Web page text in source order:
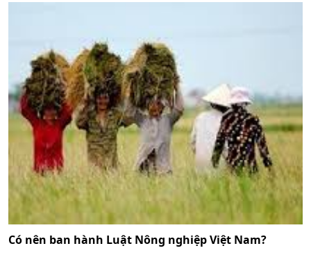
Có nên ban hành Luật Nông nghiệp Việt Nam?